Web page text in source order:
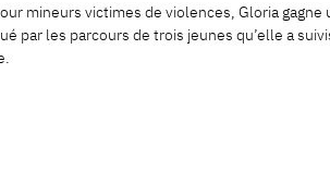
mineurs victimes de violences, Gloria
par les parcours de trois jeunes qu’elle a